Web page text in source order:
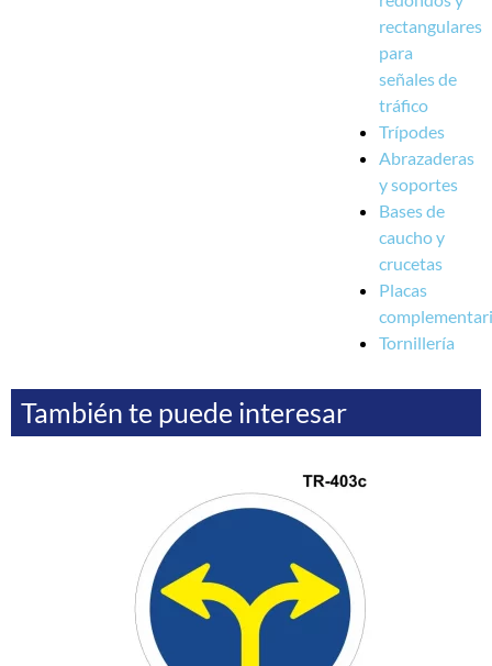
rectangulares
para
señales de
tráfico
Trípodes
Abrazaderas
y soportes
Bases de
caucho y
crucetas
Placas
Tornillería
También te puede interesar